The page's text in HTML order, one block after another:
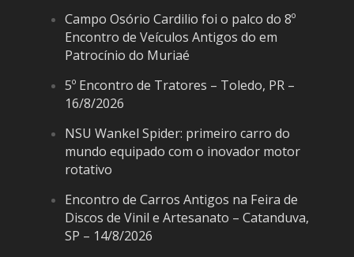
Campo Osório Cardilio foi o palco do 8º
Encontro de Veículos Antigos do em
Patrocínio do Muriaé
5º Encontro de Tratores – Toledo, PR –
16/8/2026
NSU Wankel Spider: primeiro carro do
mundo equipado com o inovador motor
rotativo
Encontro de Carros Antigos na Feira de
Discos de Vinil e Artesanato – Catanduva,
SP – 14/8/2026